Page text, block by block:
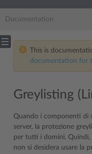
Documentation
This is
documentation for
Greylisting
Quando i componenti di
server, la protezione
per tutti i domini. Quindi,
non si desidera usare la